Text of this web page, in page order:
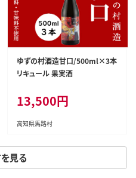
見る
ゆずの村酒造甘口/500ml×3本
リキュール 果実酒
13,500円
高知県馬路村